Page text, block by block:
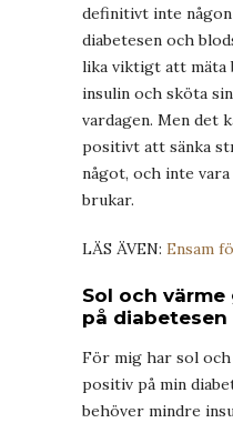
definitivt inte
diabetesen och
lika viktigt att mäta
insulin och sköta
vardagen. Men det
positivt att sänka
något, och inte
brukar.
LÄS ÄVEN: Ensam
Sol och
på diabetesen
För mig har sol
positiv på min
behöver mindre